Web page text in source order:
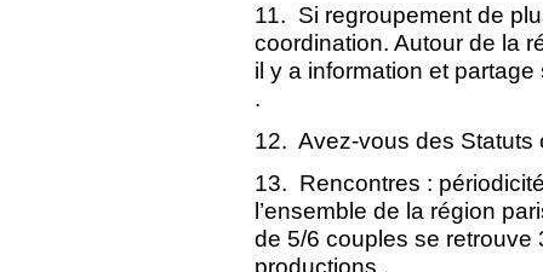
11. Si regroupement de
coordination. Autour de la
il y a information et
.
12. Avez-vous des
13. Rencontres :
l’ensemble de la région
de 5/6 couples se retrouve
productions .